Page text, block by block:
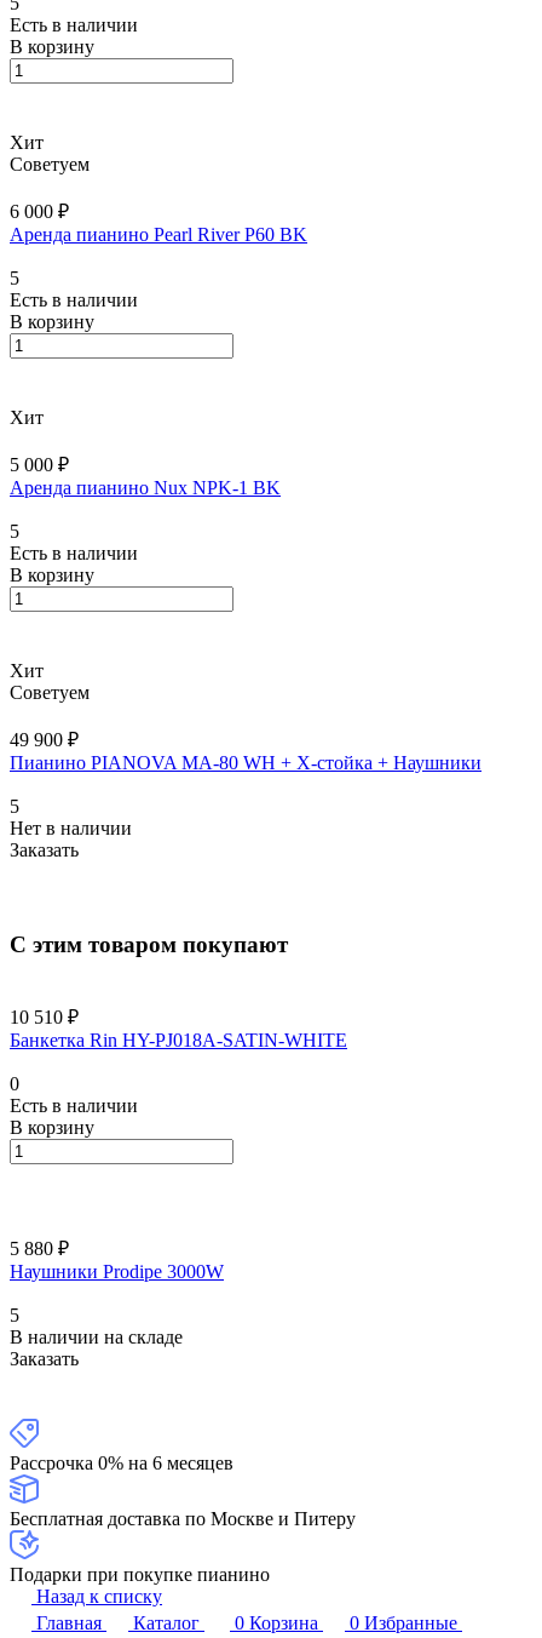
Есть в наличии
В корзину
Хит
Советуем
6 000 ₽
Аренда пианино Pearl River P60 BK
5
Есть в наличии
В корзину
Хит
5 000 ₽
Аренда пианино Nux NPK-1 BK
5
Есть в наличии
В корзину
Хит
Советуем
49 900 ₽
Пианино PIANOVA MA-80 WH + X-cтойка + Наушники
5
Нет в наличии
Заказать
С этим товаром покупают
10 510 ₽
Банкетка Rin HY-PJ018A-SATIN-WHITE
0
Есть в наличии
В корзину
5 880 ₽
Наушники Prodipe 3000W
5
В наличии на складе
Заказать
Рассрочка 0% на 6 месяцев
Бесплатная доставка по Москве и Питеру
Подарки при покупке пианино
Назад к списку
Главная
Каталог 0 Корзина 0 Избранные